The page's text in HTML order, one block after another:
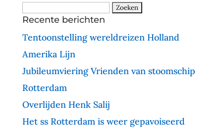
Zoeken
naar:
Recente berichten
Tentoonstelling wereldreizen Holland
Amerika Lijn
Jubileumviering Vrienden van stoomschip
Rotterdam
Overlijden Henk Salij
Het ss Rotterdam is weer gepavoiseerd